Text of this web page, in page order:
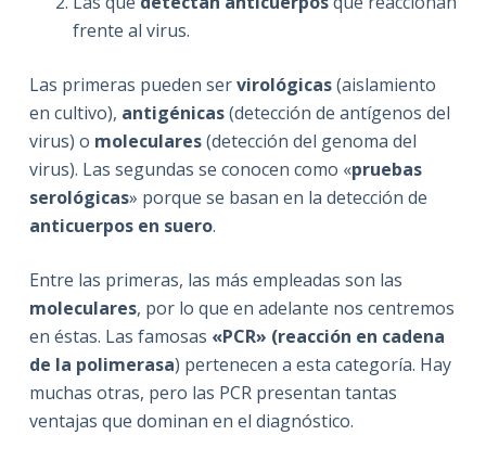
frente al virus.
Las primeras pueden servirológicas(aislamiento
en cultivo), antigénicas(detección de antígenos del
virus) o moleculares(detección del genoma del
virus). Las segundas se conocen como «pruebas
serológicas» porque se basan en la detección de
anticuerpos en suero.
Entre las primeras, las más empleadas son las
moleculares, por lo que en adelante nos centremos
en éstas. Las famosas «PCR» (reacción en cadena
de la polimerasa) pertenecen a esta categoría. Hay
muchas otras, pero las PCR presentan tantas
ventajas que dominan en el diagnóstico.